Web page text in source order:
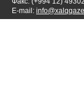
E-mail: